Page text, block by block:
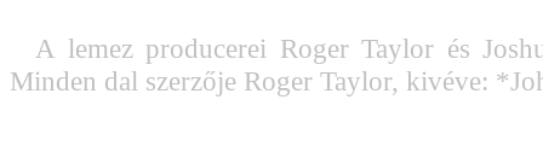
A lemez producerei Roger Taylor és
Minden dal szerzője Roger Taylor, kivéve: